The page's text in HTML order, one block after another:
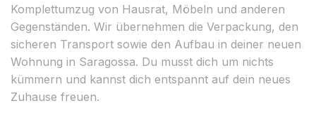
Komplettumzug von Hausrat, Möbeln und anderen
Gegenständen. Wir übernehmen die Verpackung, den
sicheren Transport sowie den Aufbau in deiner neuen
Wohnung in Saragossa. Du musst dich um nichts
kümmern und kannst dich entspannt auf dein neues
Zuhause freuen.